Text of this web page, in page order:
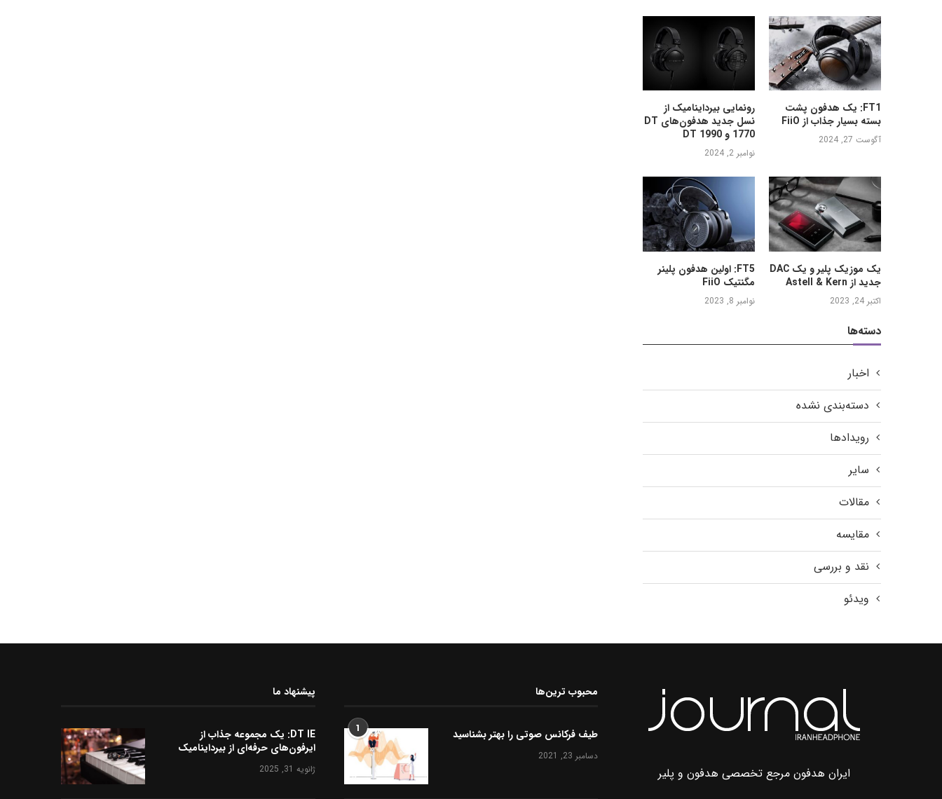
رونمایی بیرداینامیک از
نسل جدید هدفون‌های DT
1770 و DT 1990
نوامبر 2, 2024
FT1: یک هدفون پشت
بسته بسیار جذاب از FiiO
آگوست 27, 2024
FT5: اولین هدفون پلینر
مگنتیک FiiO
نوامبر 8, 2023
یک موزیک پلیر و یک DAC
جدید از Astell & Kern
اکتبر 24, 2023
دسته‌ها
اخبار
دسته‌بندی نشده
رویدادها
سایر
مقالات
مقایسه
نقد و بررسی
ویدئو
ایران هدفون مرجع تخصصی هدفون و پلیر
محبوب ترین‌ها
1 طیف فرکانس صوتی را بهتر بشناسید
دسامبر 23, 2021
پیشنهاد ما
DT IE: یک مجموعه جذاب از
ایرفون‌های حرفه‌ای از بیرداینامیک
ژانویه 31, 2025